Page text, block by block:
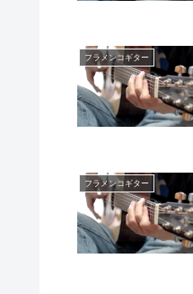
フラメンコギター
フラメンコギター